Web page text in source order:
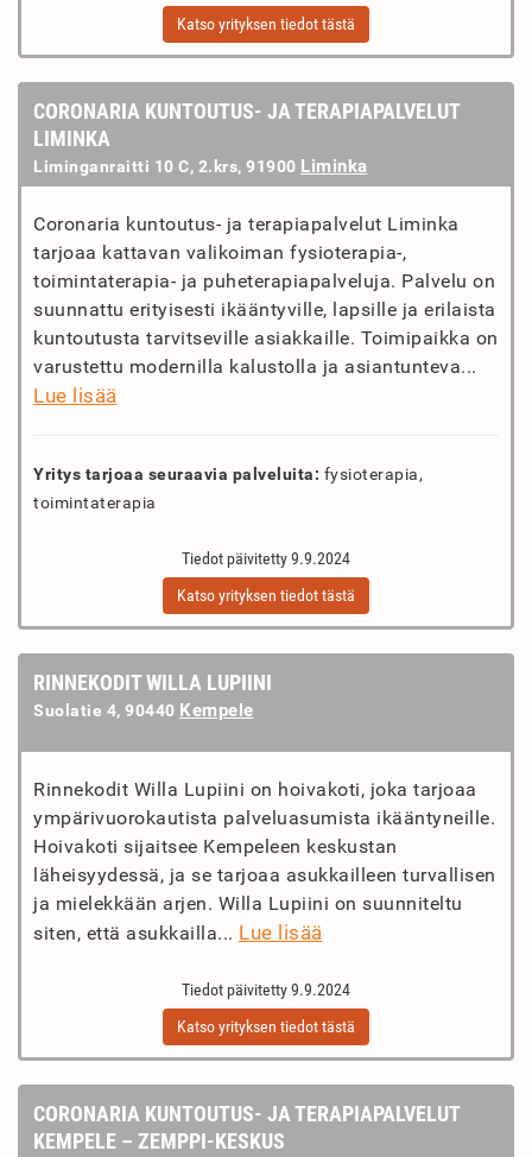
Katso yrityksen tiedot tästä
CORONARIA KUNTOUTUS- JA TERAPIAPALVELUT
LIMINKA
Liminganraitti 10 C, 2.krs, 91900 Liminka
Coronaria kuntoutus- ja terapiapalvelut Liminka
tarjoaa kattavan valikoiman fysioterapia-,
toimintaterapia- ja puheterapiapalveluja. Palvelu on
suunnattu erityisesti ikääntyville, lapsille ja erilaista
kuntoutusta tarvitseville asiakkaille. Toimipaikka on
varustettu modernilla kalustolla ja asiantunteva...
Lue lisää
Yritys tarjoaa seuraavia palveluita: fysioterapia,
toimintaterapia
Tiedot päivitetty 9.9.2024
Katso yrityksen tiedot tästä
RINNEKODIT WILLA LUPIINI
Suolatie 4, 90440 Kempele
Rinnekodit Willa Lupiini on hoivakoti, joka tarjoaa
ympärivuorokautista palveluasumista ikääntyneille.
Hoivakoti sijaitsee Kempeleen keskustan
läheisyydessä, ja se tarjoaa asukkailleen turvallisen
ja mielekkään arjen. Willa Lupiini on suunniteltu
siten, että asukkailla... Lue lisää
Tiedot päivitetty 9.9.2024
Katso yrityksen tiedot tästä
CORONARIA KUNTOUTUS- JA TERAPIAPALVELUT
KEMPELE – ZEMPPI-KESKUS